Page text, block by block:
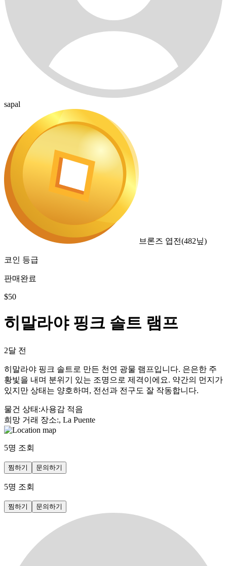
sapal
브론즈 엽전(482닢)
코인 등급
판매완료
$50
히말라야 핑크 솔트 램프
2달 전
히말라야 핑크 솔트로 만든 천연 광물 램프입니다. 은은한 주
황빛을 내며 분위기 있는 조명으로 제격이에요. 약간의 먼지가
있지만 상태는 양호하며, 전선과 전구도 잘 작동합니다.
물건 상태 :사용감 적음
희망 거래 장소:, La Puente
5명 조회
찜하기 문의하기
5명 조회
찜하기 문의하기